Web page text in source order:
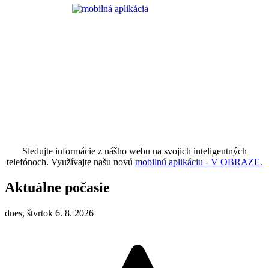
Sledujte informácie z nášho webu na svojich inteligentných
telefónoch. Využívajte našu novú mobilnú aplikáciu - V OBRAZE.
Aktuálne počasie
dnes, štvrtok 6. 8. 2026